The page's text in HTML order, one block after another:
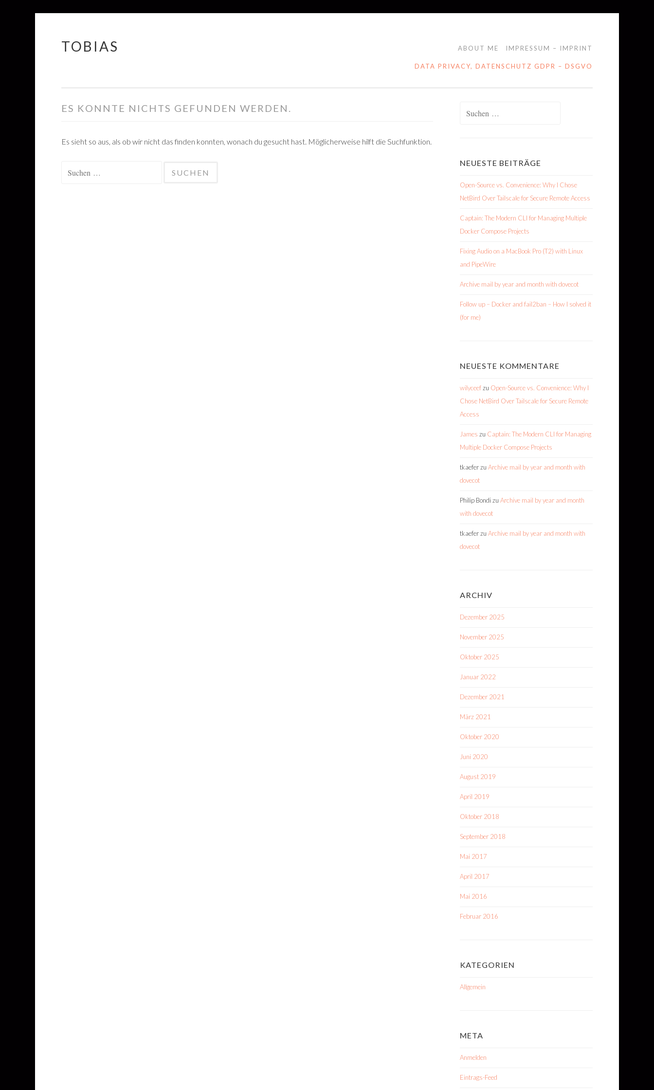
Springe
TOBIAS ABOUT ME IMPRESSUM – IMPRINT
DATA PRIVACY, DATENSCHUTZ GDPR – DSGVO
ES KONNTE NICHTS GEFUNDEN WERDEN.
Es sieht so aus, als ob wir nicht das finden konnten, wonach du gesucht hast. Möglicherweise hilft die Suchfunktion.
NEUESTE BEITRÄGE
Open-Source vs. Convenience: Why I Chose
NetBird Over Tailscale for Secure Remote Access
Captain: The Modern CLI for Managing Multiple
Docker Compose Projects
Fixing Audio on a MacBook Pro (T2) with Linux
and PipeWire
Archive mail by year and month with dovecot
Follow up – Docker and fail2ban – How I solved it
(for me)
NEUESTE KOMMENTARE
wilyceefzu Open-Source vs. Convenience: Why I
Chose NetBird Over Tailscale for Secure Remote
Access
James zu Captain: The Modern CLI for Managing
Multiple Docker Compose Projects
tkaeferzu Archive mail by year and month with
dovecot
Philip Bondi zu Archive mail by year and month
with dovecot
tkaeferzu Archive mail by year and month with
dovecot
ARCHIV
Dezember 2025
November 2025
Oktober 2025
Januar 2022
Dezember 2021
März 2021
Oktober 2020
Juni 2020
August 2019
April 2019
Oktober 2018
September 2018
Mai 2017
April 2017
Mai 2016
Februar 2016
KATEGORIEN
Allgemein
META
Anmelden
Eintrags-Feed